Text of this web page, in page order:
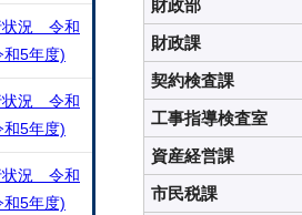
財政部
財政課
契約検査課
工事指導検査室
資産経営課
市民税課
状況 令和
5年度)
状況 令和
5年度)
状況 令和
5年度)